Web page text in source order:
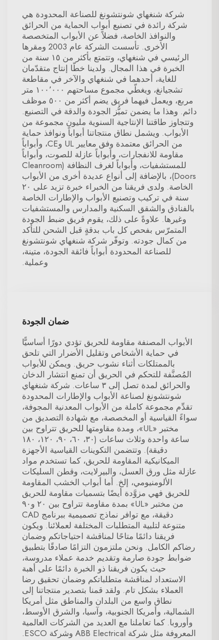
شركة شنغهاي شونتشونغ للصناعة المحدودة هي
شركة رائدة في تصنيع أبواب الحماية من الحرائق
والنوافذ الخاصة، فضلاً عن الأبواب المتخصصة
الأخرى. تأسست الشركة عام 2003 ومقرها
الرئيسي في شنغهاي، وتتمتع بأكثر من ١٥ سنة من
الخبرة في هذا المجال. ولدينا خطّا إنتاج متقدّمان
للغاية، أحدهما في شنغهاي والآخر في مقاطعة
تشجيانغ، ويغطّي مجموع مساحتهم ١٠٠٬٠٠٠ متر
مربع، ويعمل فيهما فريق يضم أكثر من ٥٠٠ موظف
دائم. وهذا ما يضمن تميُّز الجودة والدقة في التصنيع.
وتتجاوز طاقتنا الإنتاجية السنوية مليون مجموعة من
الأبواب. ويشمل نطاق منتجاتنا أبواباً ونوافذ حماية
من الحرائق معتمدة وفق معايير UL وCE، وأبواباً
مقاومة للانفجارات، وأبواباً عازلة للصوت، وأبواباً
للمستشفيات، وأبواباً لغرف النظافة (Cleanroom
Doors)، بالإضافة إلى أنواع عديدة أخرى من الأبواب
الخاصة. ولدى فريقنا من الخبراء خبرة تزيد على ٢٠
سنة في تركيب وتصنيع الأبواب والإطارات الخاصة
بالفنادق والشقق السكنية والمدارس والمستشفيات
وغيرها. علاوةً على ذلك، يقوم فريق ضبط الجودة
المتمرّس بفحص كل باب بدقةٍ قبل الشحن للتأكد
من كمال جودته. وتوفّر شركة شنغهاي شونتشونغ
للصناعة المحدودة أبواباً فائقة الجودة، متينة،
وعملية.
ضمان الجودة
الأبواب المصنفة مقاومة للحريق تؤدي دورًا أساسيًّا
في حماية الأشخاص وتقليل الأضرار التي تلحق
بالممتلكات أثناء نشوب حريق. ويمكن للأبواب
المُصنَّفة للتحكم في الحريق أن تمنع انتشار الدخان
والحرائق لمدة تصل إلى ٣ ساعات. شركة شنغهاي
شونتشونغ لصناعة الأبواب والإطارات المحدودة
تقدِّم مجموعة كاملة من الأبواب المعدنية المجوفة،
سواءً القياسية أو المخصصة، مع شهادة التصديق من
مختبر «UL»، ومدة مقاومتها للحريق تتراوح بين
ساعة واحدة وثلاث ساعات (٣٠، ٦٠، ٩٠، ١٢٠، ١٨٠
دقيقة). وتتضمن التكوينات القياسية الأجهزة
الميكانيكية المقاومة للحريق، كما تستخدم مواد
عازلة مثل ورق العسل، والبيرلايت، وقطن السليكات
الألومنيومي، إلخ. أما أبواب الخشب المقاومة
للحريق فهي مزوَّدة أيضًا بتسميات مقاومة للحريق
من مختبر «UL» بمدة مقاومة تتراوح بين ٢٠ و٩٠
دقيقة، مع توافر نماذج تصميمية ببرنامج CAD
متنوعة لتلبية المتطلبات المختلفة لعملائنا. ويكون
فريقنا دائمًا متاحًا لمناقشة احتياجاتكم وضمان
رضاكم الكامل. ونحن ملتزمون التزامًا صادقًا بتطبيق
ضوابط جودة صارمة وتقديم خدمة عملاء مدروسة،
حيث يكون فريقنا ذو الخبرة دائمًا على أهبة
الاستعداد لمناقشة متطلباتكم وضمان تحقيق رضا
العملاء بشكل تام. ولقد قمنا بتصدير منتجاتنا إلى
نطاق واسع من البلدان والمناطق مثل أمريكا
الشمالية، وأمريكا الجنوبية، وآسيا، والشرق الأوسط،
وأوروبا. كما تعاملنا مع العديد من الشركات العالمية
المعروفة مثل شركة ABB Electrical وشركة ESCO.